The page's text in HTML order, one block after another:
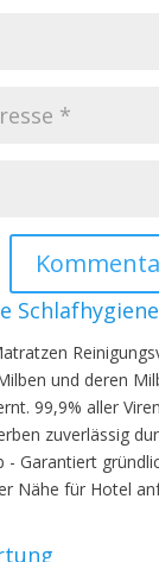
und deren
99,9% aller
zuverlässig
- Garantiert
Nähe für Hotel